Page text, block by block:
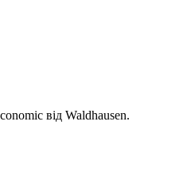
від Waldhausen.